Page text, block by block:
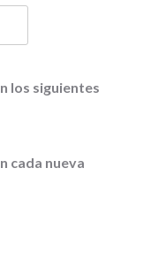
los siguientes
cada nueva